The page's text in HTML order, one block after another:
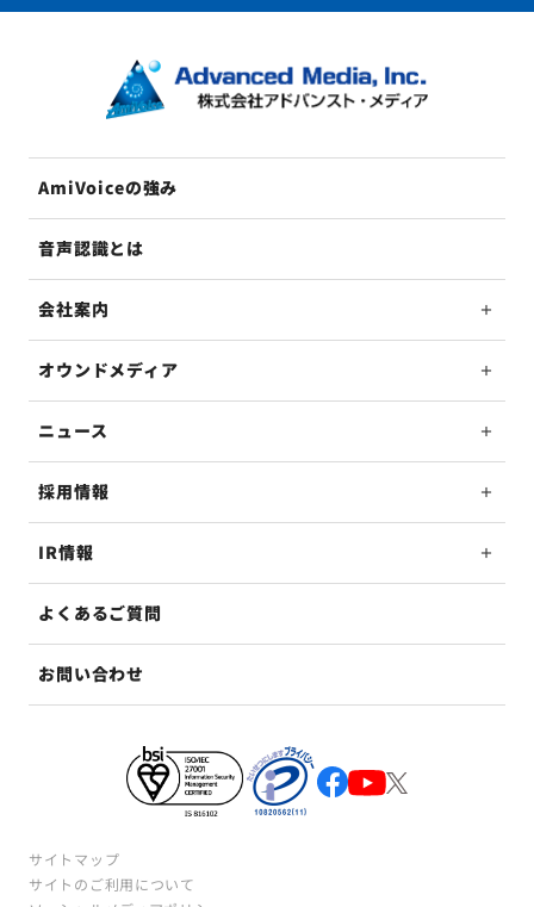
AmiVoiceの強み
音声認識とは
会社案内
オウンドメディア
ニュース
採用情報
IR情報
よくあるご質問
お問い合わせ
サイトマップ
サイトのご利用について